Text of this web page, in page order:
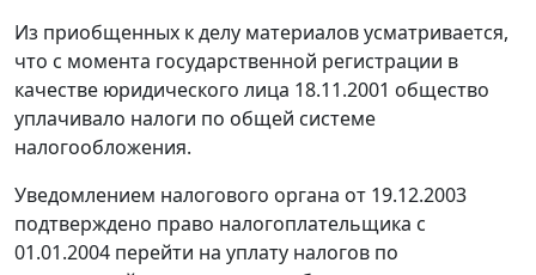
Из приобщенных к делу материалов усматривается,
что с момента государственной регистрации в
качестве юридического лица 18.11.2001 общество
уплачивало налоги по общей системе
налогообложения.
Уведомлением налогового органа от 19.12.2003
подтверждено право налогоплательщика с
01.01.2004 перейти на уплату налогов по